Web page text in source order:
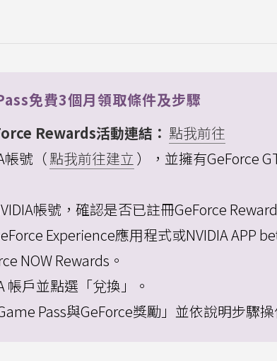
免費3個月領取條件及步驟
Rewards活動連結： 點我前往
帳號（點我前往建立 ），並擁有GeForce
帳號，確認是否已註冊GeForce
Experience應用程式或NVIDIA APP
NOW Rewards。
帳戶並點選「兌換」。
Pass與GeForce獎勵」並依說明步驟操